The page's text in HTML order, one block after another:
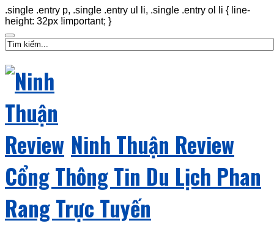
.single .entry p, .single .entry ul li, .single .entry ol li { line-
height: 32px !important; }
Ninh Thuận Review
Cổng Thông Tin Du Lịch Phan
Rang Trực Tuyến